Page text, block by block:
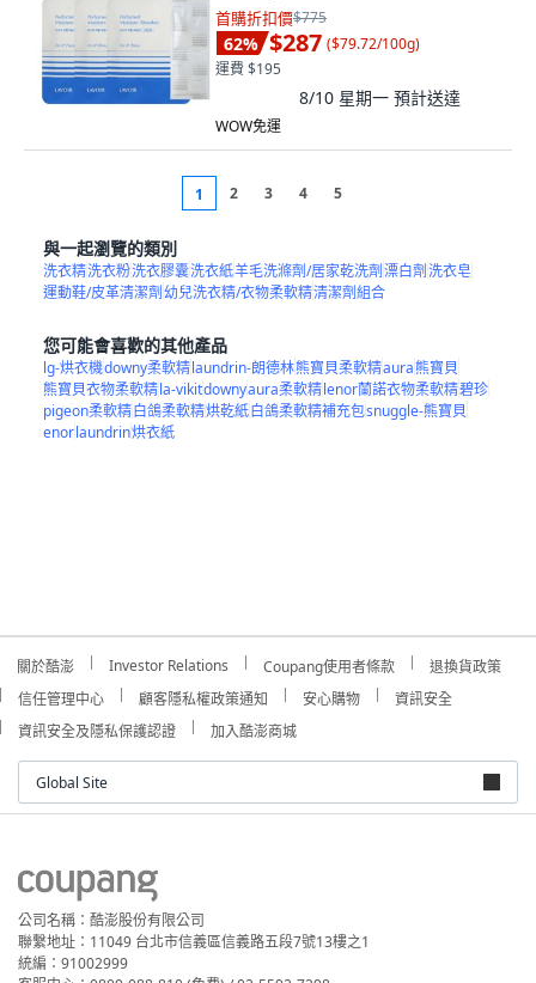
首購折扣價$775
62% $287 ($79.72/100g)
運費 $195
8/10 星期一 預計送達
WOW免運
1 2 3 4 5
與一起瀏覽的類別
洗衣精洗衣粉洗衣膠囊洗衣紙羊毛洗滌劑/居家乾洗劑漂白劑洗衣皂
運動鞋/皮革清潔劑幼兒洗衣精/衣物柔軟精清潔劑組合
您可能會喜歡的其他產品
lg-烘衣機downy柔軟精laundrin-朗德林熊寶貝柔軟精aura熊寶貝
熊寶貝衣物柔軟精la-vikitdownyaura柔軟精lenor蘭諾衣物柔軟精碧珍
pigeon柔軟精白鴿柔軟精烘乾紙白鴿柔軟精補充包snuggle-熊寶貝
enorlaundrin烘衣紙
關於酷澎 Investor Relations Coupang使用者條款
退換貨政策
信任管理中心
顧客隱私權政策通知 安心購物
資訊安全
資訊安全及隱私保護認證
加入酷澎商城
Global Site
公司名稱：酷澎股份有限公司
聯繫地址：11049 台北市信義區信義路五段7號13樓之1
統編：91002999